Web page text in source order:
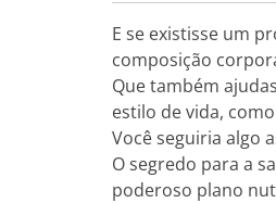
E se existisse um
composição
Que também
estilo de vida,
Você seguiria algo
O segredo para a
poderoso plano